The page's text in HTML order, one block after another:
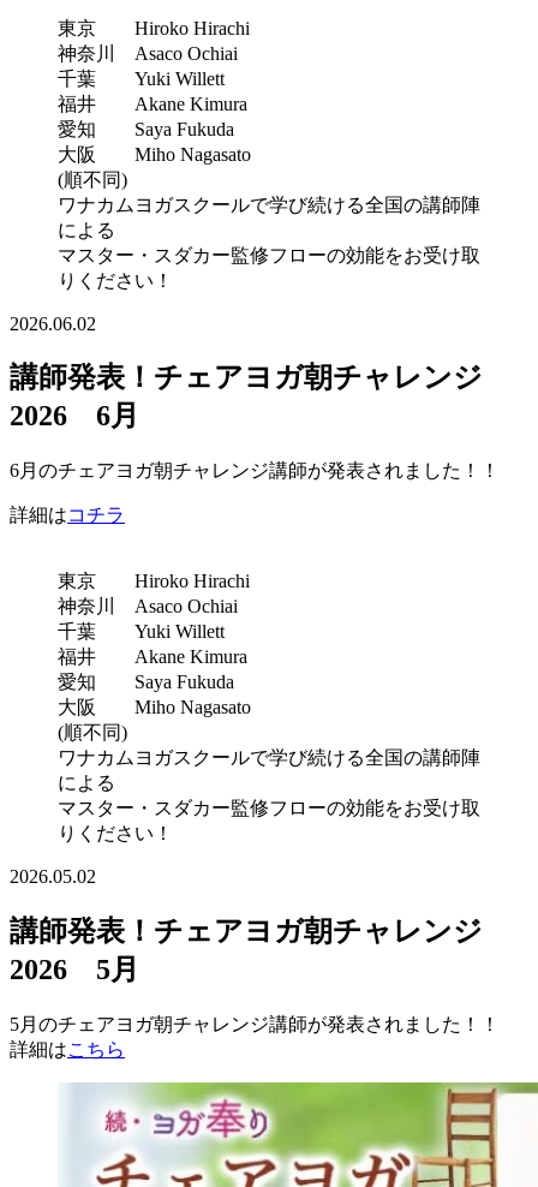
東京 Hiroko Hirachi
神奈川 Asaco Ochiai
千葉 Yuki Willett
福井 Akane Kimura
愛知 Saya Fukuda
大阪 Miho Nagasato
(順不同)
ワナカムヨガスクールで学び続ける全国の講師陣
による
マスター・スダカー監修フローの効能をお受け取
りください！
2026.06.02
講師発表！チェアヨガ朝チャレンジ
2026 6月
6月のチェアヨガ朝チャレンジ講師が発表されました！！
詳細はコチラ
東京 Hiroko Hirachi
神奈川 Asaco Ochiai
千葉 Yuki Willett
福井 Akane Kimura
愛知 Saya Fukuda
大阪 Miho Nagasato
(順不同)
ワナカムヨガスクールで学び続ける全国の講師陣
による
マスター・スダカー監修フローの効能をお受け取
りください！
2026.05.02
講師発表！チェアヨガ朝チャレンジ
2026 5月
5月のチェアヨガ朝チャレンジ講師が発表されました！！
詳細はこちら